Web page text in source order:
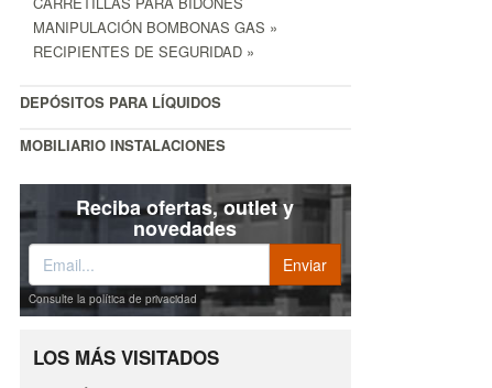
MANIPULACIÓN BOMBONAS GAS »
RECIPIENTES DE SEGURIDAD »
DEPÓSITOS PARA LÍQUIDOS
MOBILIARIO INSTALACIONES
Reciba ofertas, outlet y
novedades
Consulte la política de privacidad
LOS MÁS VISITADOS